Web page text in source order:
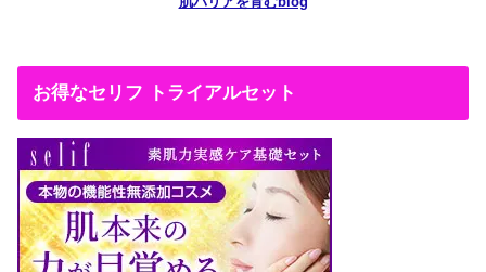
お得なセリフ トライアルセット